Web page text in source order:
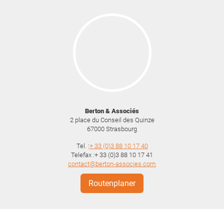
Berton & Associés
2 place du Conseil des Quinze
67000 Strasbourg
Tel. :+ 33 (0)3 88 10 17 40
Telefax :+ 33 (0)3 88 10 17 41
contact@berton-associes.com
Routenplaner